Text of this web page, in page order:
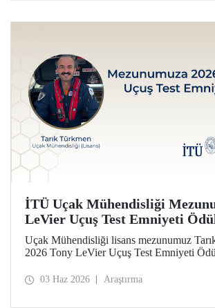
İTÜ Uçak Mühendisliği
LeVier Uçuş Test Emniyeti
Görüldü
Uçak Mühendisliği lisans mezunumuz
2026 Tony LeVier Uçuş Test Emniyeti
emniyetine ve literatürüne sağladığı
03 Haz 2026 Araştırma